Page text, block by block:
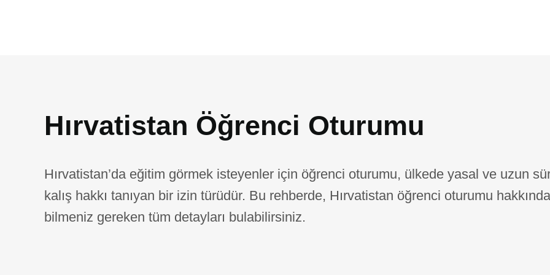
Hırvatistan Öğrenci Oturumu
Hırvatistan’da eğitim görmek isteyenler için öğrenci oturumu, ülkede yasal ve uzun
kalış hakkı tanıyan bir izin türüdür. Bu rehberde, Hırvatistan öğrenci oturumu hakkında
bilmeniz gereken tüm detayları bulabilirsiniz.